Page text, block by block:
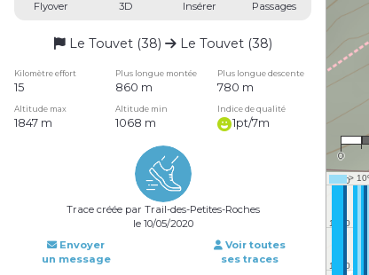
Flyover 3D Insérer Passages
Le Touvet (38) Le Touvet (38)
Kilomètre effort Plus longue montée Plus longue descente
15 860 m 780 m
Altitude max Altitude min Indice de qualité
1847 m 1068 m 1pt/7m
Trace créée par Trail-des-Petites-Roches
le 10/05/2020
Envoyer
un message
Voir toutes
ses traces
0